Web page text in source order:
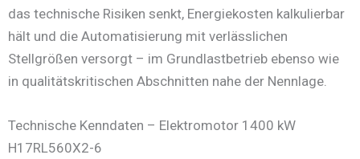
das technische Risiken senkt, Energiekosten kalkulierbar
hält und die Automatisierung mit verlässlichen
Stellgrößen versorgt – im Grundlastbetrieb ebenso wie
in qualitätskritischen Abschnitten nahe der Nennlage.
Technische Kenndaten – Elektromotor 1400 kW
H17RL560X2-6